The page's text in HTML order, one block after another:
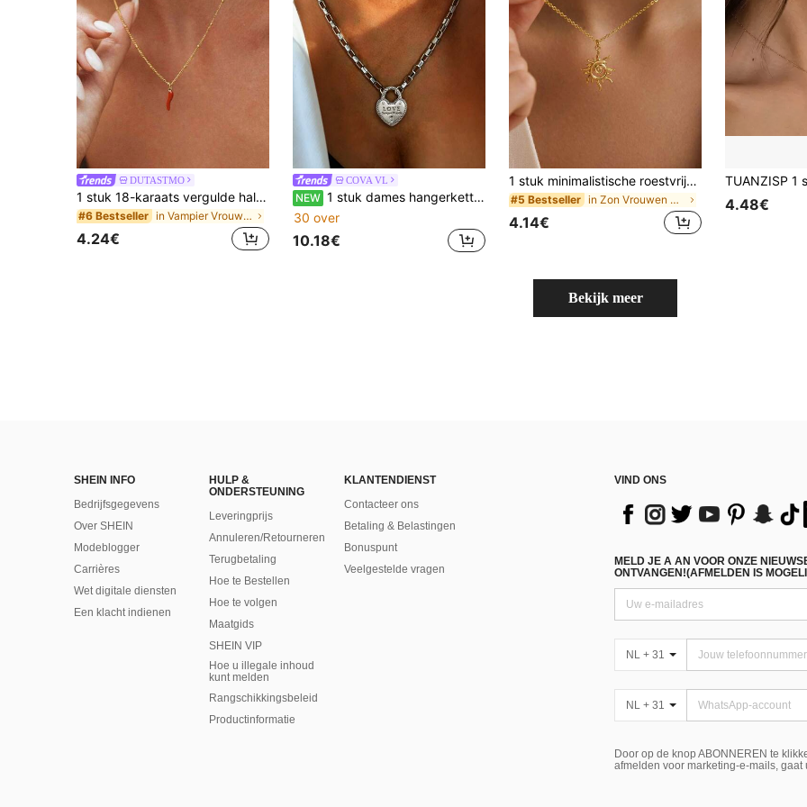
DUTASTMO
1 stuk 18-karaats vergulde halsketting voor dames, roestvrijstalen kralenketting met rode chilipeperhanger, geschikt voor dagelijks gebruik en als huwelijksgeschenk.
#6 Bestseller in Vampier Vrouwen Kettingen
4.24€
COVA VL
NEW 1 stuk dames hangerketting, goud & zilver hartvormige medaillon hanger ketting, goud & zilver kleurblok, vintage elegant, ideaal cadeau
30 over
10.18€
1 stuk minimalistische roestvrijstalen zonnehanger ketting, gouden spiraalhanger ketting, sieraad cadeau voor vrouwen, zomervakantie
#5 Bestseller in Zon Vrouwen Kettingen
4.14€
4.48€
Bekijk meer
SHEIN INFO
Bedrijfsgegevens
Over SHEIN
Modeblogger
Carrières
Wet digitale diensten
Een klacht indienen
HULP &
ONDERSTEUNING
Leveringprijs
Annuleren/Retourneren
Terugbetaling
Hoe te Bestellen
Hoe te volgen
Maatgids
SHEIN VIP
Hoe u illegale inhoud
kunt melden
Rangschikkingsbeleid
​Productinformatie
KLANTENDIENST
Contacteer ons
Betaling & Belastingen
Bonuspunt
Veelgestelde vragen
VIND ONS
MELD JE A AN VOOR ONZE
ONTVANGEN!(AFMELDEN IS
NL + 31
NL + 31
Door op de knop ABONNEREN te
afmelden voor marketing-e-mails, gaat